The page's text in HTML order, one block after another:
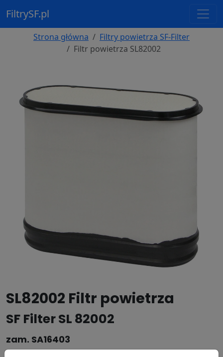
FiltrySF.pl
Strona główna
Filtry powietrza SF-Filter
Filtr powietrza SL82002
SL82002 Filtr powietrza
SF Filter SL 82002
zam. SA16403